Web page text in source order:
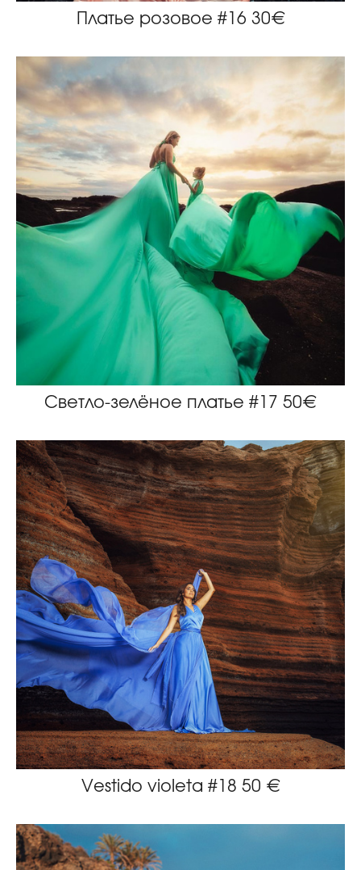
Платье розовое #16 30€
Светло-зелёное платье #17 50€
Vestido violeta #18 50 €